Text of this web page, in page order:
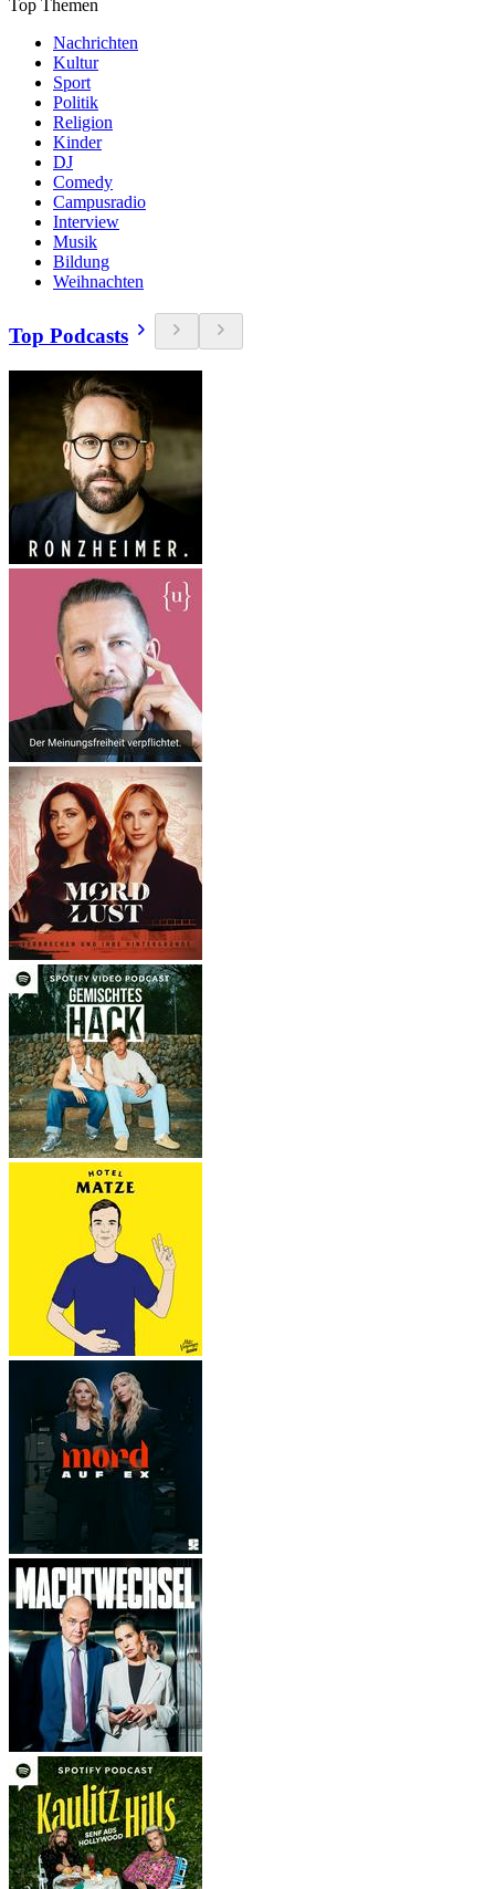
Top Themen
Nachrichten
Kultur
Sport
Politik
Religion
Kinder
DJ
Comedy
Campusradio
Interview
Musik
Bildung
Weihnachten
Top Podcasts